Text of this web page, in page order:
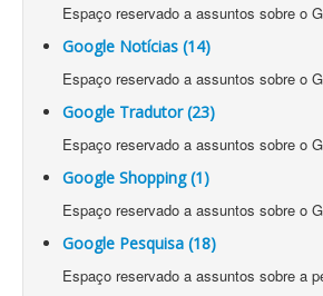
Espaço reservado a assuntos sobre o
Google Notícias (14)
Espaço reservado a assuntos sobre o
Google Tradutor (23)
Espaço reservado a assuntos sobre o
Google Shopping (1)
Espaço reservado a assuntos sobre o
Google Pesquisa (18)
Espaço reservado a assuntos sobre a